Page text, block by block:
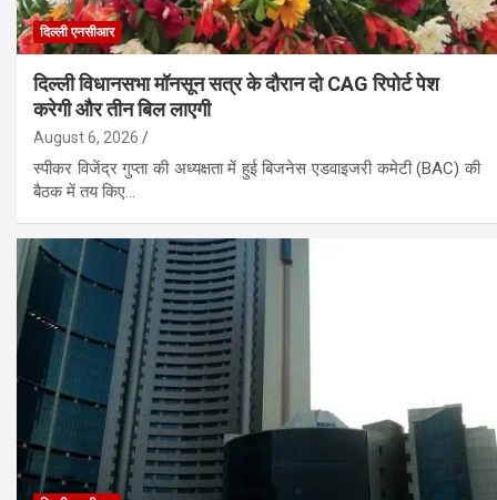
दिल्ली एनसीआर
दिल्ली विधानसभा मॉनसून सत्र के दौरान दो CAG रिपोर्ट पेश
करेगी और तीन बिल लाएगी
August 6, 2026
स्पीकर विजेंद्र गुप्ता की अध्यक्षता में हुई बिजनेस एडवाइजरी कमेटी (BAC) की
बैठक में तय किए…